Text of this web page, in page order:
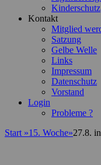
Kinderschutz
Kontakt
Mitglied
Satzung
Gelbe Welle
Links
Impressum
Datenschutz
Vorstand
Login
Probleme ?
Start »15. Woche»27.8.